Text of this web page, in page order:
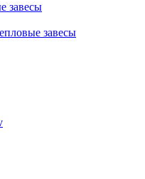
завесы
завесы